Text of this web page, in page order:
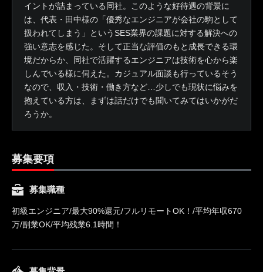
イントが詰まっている同社。このような好待遇の背景に
は、代表・田中様の「優秀なエンジニアが会社の駒として
扱われてしまう」というSES業界の課題に対する解決への
強い意志を感じた。そして正当な評価のもと成長できる環
境だからか、同社で活躍するエンジニアは技術を心から楽
しんでいる様に伺えた。カジュアル面談も行っているそう
なので、収入・技術・働き方など…少しでも現状に悩みを
抱えている方は、まずは話だけでも聞いてみてはいかがだ
ろうか。
募集要項
募集職種
初級エンジニア/最大90%還元/フルリモートOK！/平均年収670
万/副業OK/平均残業6.1時間！